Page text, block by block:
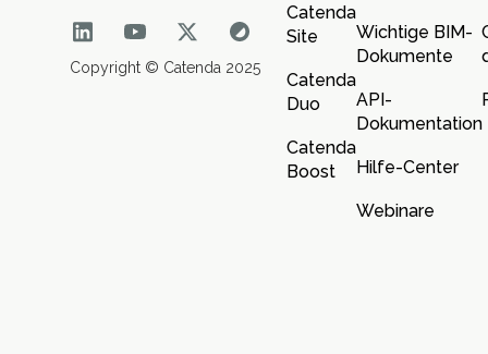
Copyright © Catenda 2025
Catenda
Site
Catenda
Duo
Catenda
Boost
Wichtige BIM-
Dokumente
API-
Dokumentation
Hilfe-Center
Webinare